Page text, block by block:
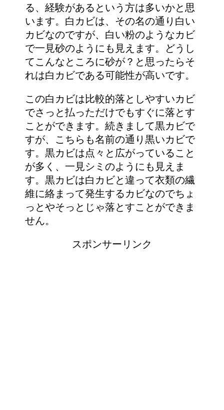
る、経験があるという方は多いかと思
います。白カビは、その名の通り白い
カビなのですが、白い粉のようなカビ
で一見砂のようにも見えます。どうし
てこんなところに砂が？と思ったらそ
れは白カビである可能性が高いです。
この白カビは比較的落としやすいカビ
でさっと払っただけでもすぐに落とす
ことができます。続きまして黒カビで
すが、こちらも名前の通り黒いカビで
す。黒カビは点々と広がっていること
が多く、一見シミのようにも見えま
す。黒カビは白カビと違って衣類の繊
維に絡まって発生するカビなのでちょ
っとやそっとじゃ落とすことができま
せん。
スポンサーリンク